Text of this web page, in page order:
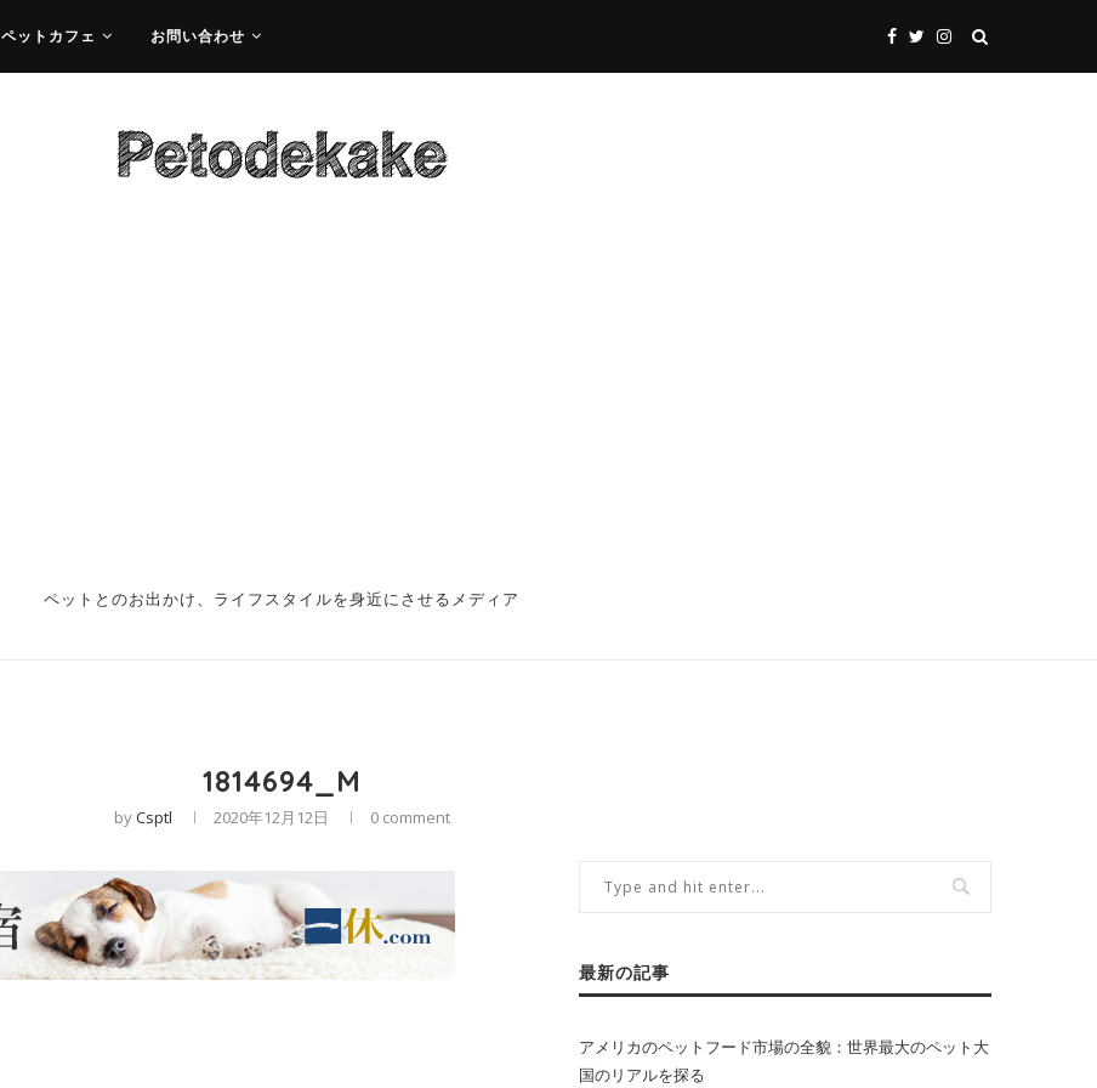
ペットカフェ お問い合わせ
ペットとのお出かけ、ライフスタイルを身近にさせるメディア
1814694_M
byCsptl 2020年12月12日 0 comment
最新の記事
アメリカのペットフード市場の全貌：世界最大のペット大
国のリアルを探る